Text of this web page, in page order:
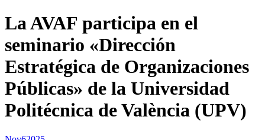
La AVAF participa en el
seminario «Dirección
Estratégica de Organizaciones
Públicas» de la Universidad
Politécnica de València (UPV)